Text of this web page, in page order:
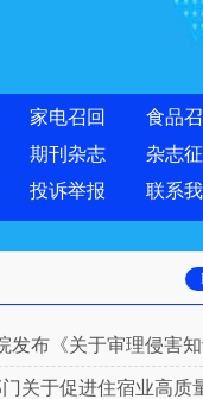
家电召回
食品
期刊杂志
杂志
投诉举报 联系
侵害知识产权民事纠纷案件适用惩罚性赔偿的
促进住宿业高质量发展的指